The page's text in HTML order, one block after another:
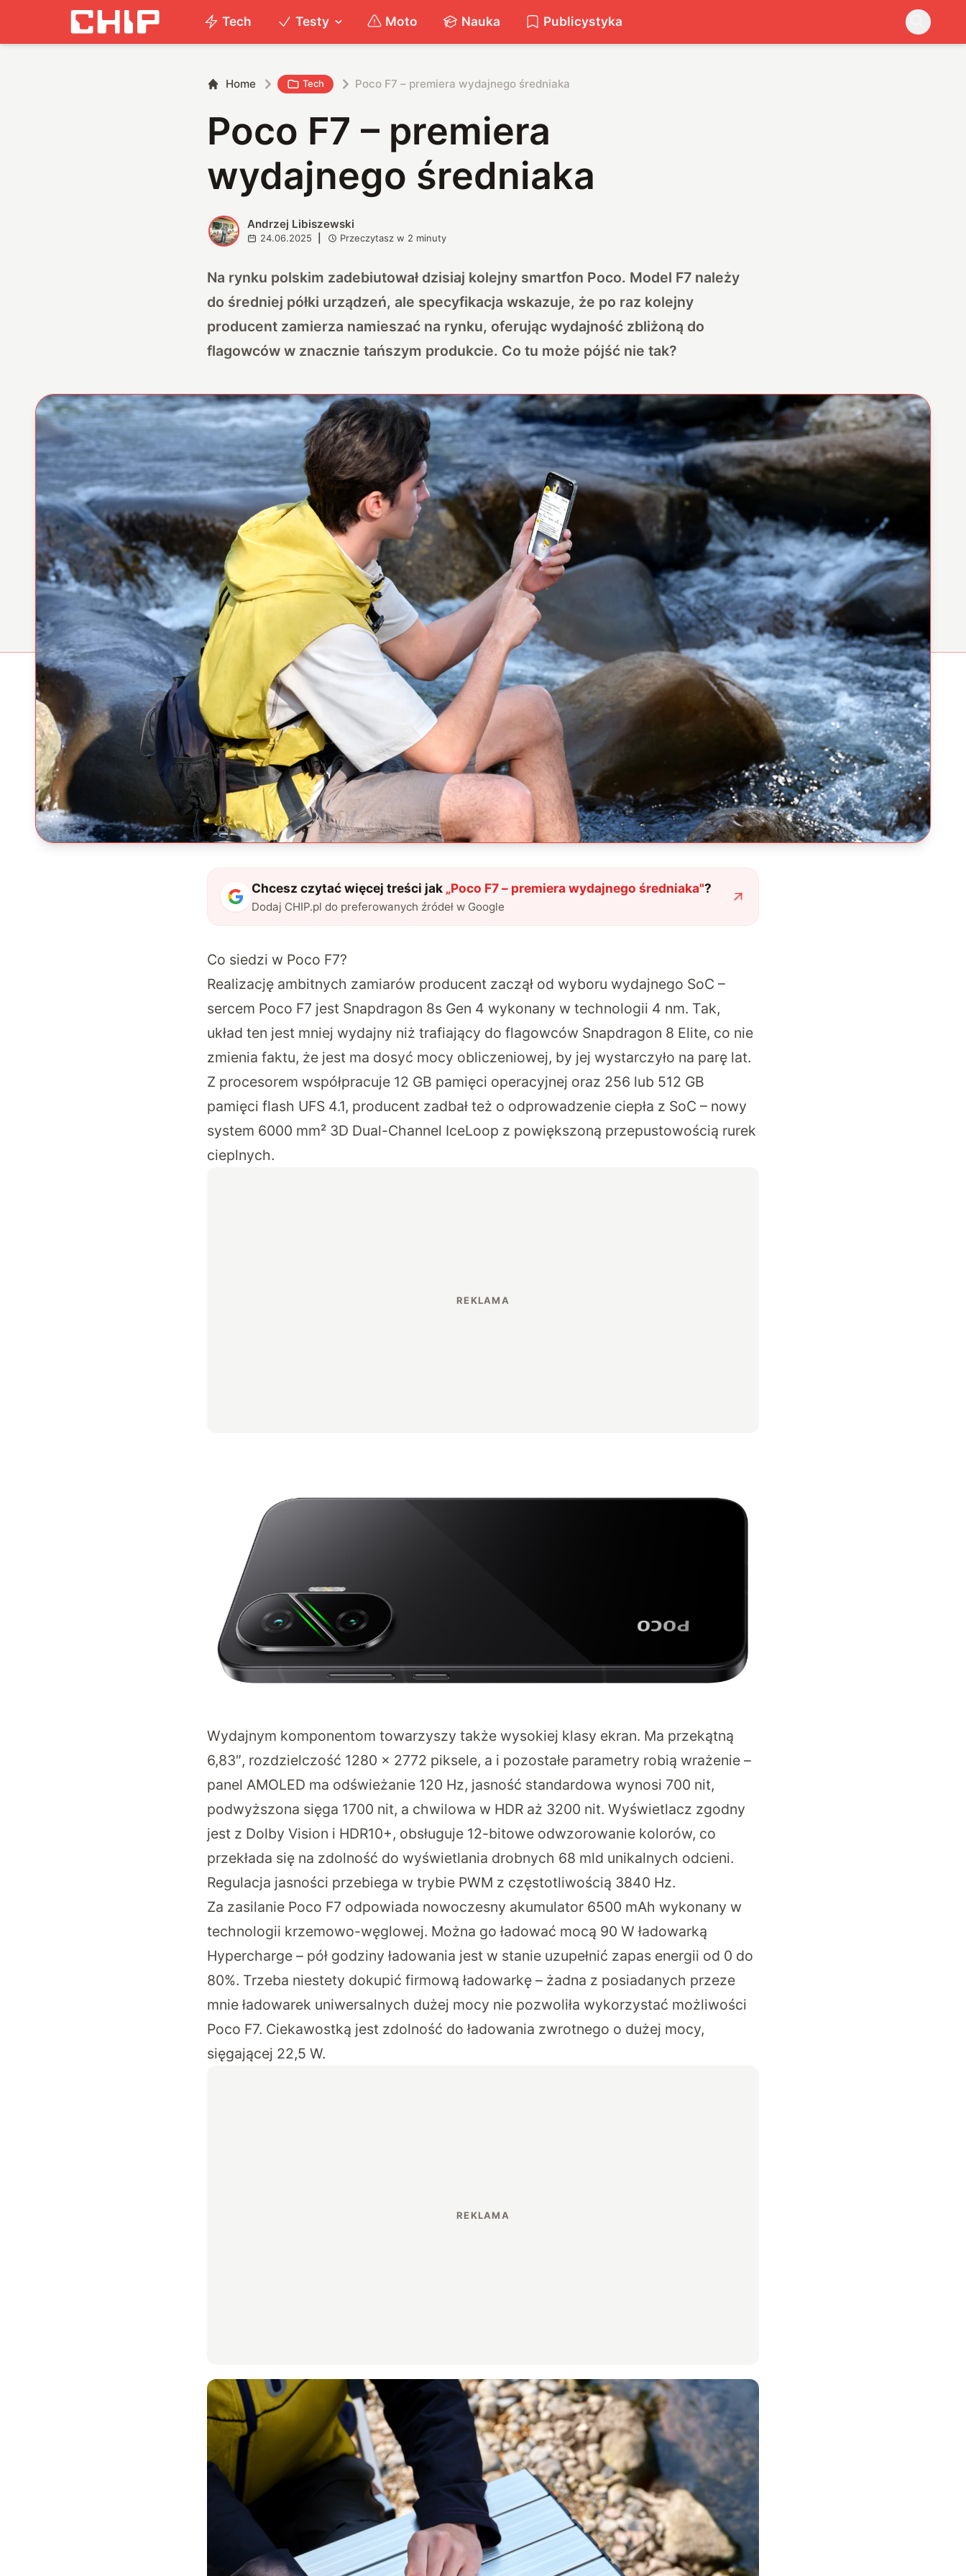
Tech Testy Moto Nauka Publicystyka
Home Tech Poco F7 – premiera wydajnego średniaka
Poco F7 – premiera
wydajnego średniaka
A Andrzej Libiszewski
24.06.2025 Przeczytasz w 2 minuty
Na rynku polskim zadebiutował dzisiaj kolejny smartfon Poco. Model F7 należy
do średniej półki urządzeń, ale specyfikacja wskazuje, że po raz kolejny
producent zamierza namieszać na rynku, oferując wydajność zbliżoną do
flagowców w znacznie tańszym produkcie. Co tu może pójść nie tak?
Chcesz czytać więcej treści jak „Poco F7 – premiera wydajnego średniaka"?
Dodaj CHIP.pl do preferowanych źródeł w Google
Co siedzi w Poco F7?
Realizację ambitnych zamiarów producent zaczął od wyboru wydajnego SoC –
sercem Poco F7 jest Snapdragon 8s Gen 4 wykonany w technologii 4 nm. Tak,
układ ten jest mniej wydajny niż trafiający do flagowców Snapdragon 8 Elite, co nie
zmienia faktu, że jest ma dosyć mocy obliczeniowej, by jej wystarczyło na parę lat.
Z procesorem współpracuje 12 GB pamięci operacyjnej oraz 256 lub 512 GB
pamięci flash UFS 4.1, producent zadbał też o odprowadzenie ciepła z SoC – nowy
system 6000 mm² 3D Dual-Channel IceLoop z powiększoną przepustowością rurek
cieplnych.
Wydajnym komponentom towarzyszy także wysokiej klasy ekran. Ma przekątną
6,83″, rozdzielczość 1280 × 2772 piksele, a i pozostałe parametry robią wrażenie –
panel AMOLED ma odświeżanie 120 Hz, jasność standardowa wynosi 700 nit,
podwyższona sięga 1700 nit, a chwilowa w HDR aż 3200 nit. Wyświetlacz zgodny
jest z Dolby Vision i HDR10+, obsługuje 12-bitowe odwzorowanie kolorów, co
przekłada się na zdolność do wyświetlania drobnych 68 mld unikalnych odcieni.
Regulacja jasności przebiega w trybie PWM z częstotliwością 3840 Hz.
Za zasilanie Poco F7 odpowiada nowoczesny akumulator 6500 mAh wykonany w
technologii krzemowo-węglowej. Można go ładować mocą 90 W ładowarką
Hypercharge – pół godziny ładowania jest w stanie uzupełnić zapas energii od 0 do
80%. Trzeba niestety dokupić firmową ładowarkę – żadna z posiadanych przeze
mnie ładowarek uniwersalnych dużej mocy nie pozwoliła wykorzystać możliwości
Poco F7. Ciekawostką jest zdolność do ładowania zwrotnego o dużej mocy,
sięgającej 22,5 W.